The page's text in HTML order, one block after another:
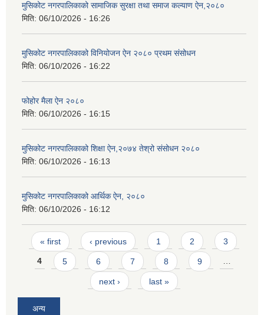
मुसिकोट नगरपालिकाको सामाजिक सुरक्षा तथा समाज कल्याण ऐन,२०८०
मिति: 06/10/2026 - 16:26
मुसिकोट नगरपालिकाको विनियोजन ऐन २०८० प्रथम संसोधन
मिति: 06/10/2026 - 16:22
फोहोर मैला ऐन २०८०
मिति: 06/10/2026 - 16:15
मुसिकोट नगरपालिकाको शिक्षा ऐन,२०७४ तेश्रो संसोधन २०८०
मिति: 06/10/2026 - 16:13
मुसिकोट नगरपालिकाको आर्थिक ऐन, २०८०
मिति: 06/10/2026 - 16:12
Pages
« first ‹ previous 1 2 3
4 5 6 7 8 9 …
next › last »
अन्य